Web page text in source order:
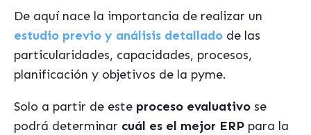
De aquí nace la importancia de realizar un
estudio previo y análisis detallado de las
particularidades, capacidades, procesos,
planificación y objetivos de la pyme.
Solo a partir de este proceso evaluativo se
podrá determinar cuál es el mejor ERP para la